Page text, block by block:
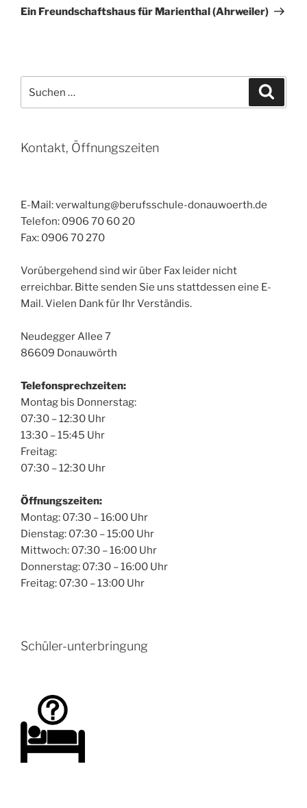
Beitrag
Ein Freundschaftshaus für Marienthal (Ahrweiler)
nach:
Kontakt, Öffnungszeiten
E-Mail: verwaltung@berufsschule-donauwoerth.de
Telefon: 0906 70 60 20
Fax: 0906 70 270
Vorübergehend sind wir über Fax leider nicht
erreichbar. Bitte senden Sie uns stattdessen eine E-
Mail. Vielen Dank für Ihr Verständis.
Neudegger Allee 7
86609 Donauwörth
Telefonsprechzeiten:
Montag bis Donnerstag:
07:30 – 12:30 Uhr
13:30 – 15:45 Uhr
Freitag:
07:30 – 12:30 Uhr
Öffnungszeiten:
Montag: 07:30 – 16:00 Uhr
Dienstag: 07:30 – 15:00 Uhr
Mittwoch: 07:30 – 16:00 Uhr
Donnerstag: 07:30 – 16:00 Uhr
Freitag: 07:30 – 13:00 Uhr
Schüler-unterbringung